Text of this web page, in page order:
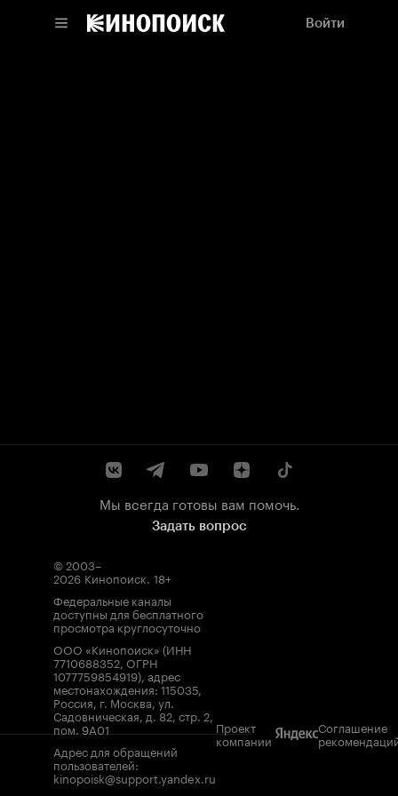
Войти
Мы всегда готовы вам помочь.
Задать вопрос
© 2003–
2026 Кинопоиск. 18+
Федеральные каналы
доступны для бесплатного
просмотра круглосуточно
ООО «Кинопоиск» (ИНН
7710688352, ОГРН
1077759854919), адрес
местонахождения: 115035,
Россия, г. Москва, ул.
Садовническая, д. 82, стр. 2,
пом. 9А01
Адрес для обращений
пользователей:
kinopoisk@support.yandex.ru
Проект
компании
Соглашение